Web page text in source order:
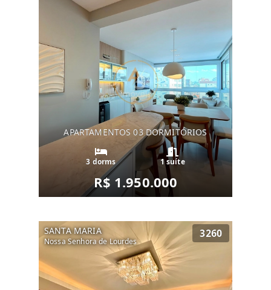
APARTAMENTOS 03 DORMITÓRIOS
3 dorms 1 suíte
R$ 1.950.000
SANTA MARIA
Nossa Senhora de Lourdes
3260